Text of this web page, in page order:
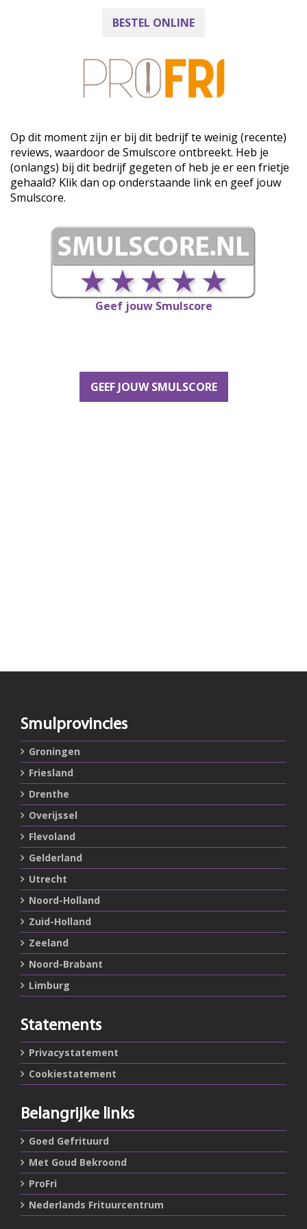
BESTEL ONLINE
Op dit moment zijn er bij dit bedrijf te weinig (recente)
reviews, waardoor de Smulscore ontbreekt. Heb je
(onlangs) bij dit bedrijf gegeten of heb je er een frietje
gehaald? Klik dan op onderstaande link en geef jouw
Smulscore.
Geef jouw Smulscore
GEEF JOUW SMULSCORE
Smulprovincies
Groningen
Friesland
Drenthe
Overijssel
Flevoland
Gelderland
Utrecht
Noord-Holland
Zuid-Holland
Zeeland
Noord-Brabant
Limburg
Statements
Privacystatement
Cookiestatement
Belangrijke links
Goed Gefrituurd
Met Goud Bekroond
ProFri
Nederlands Frituurcentrum